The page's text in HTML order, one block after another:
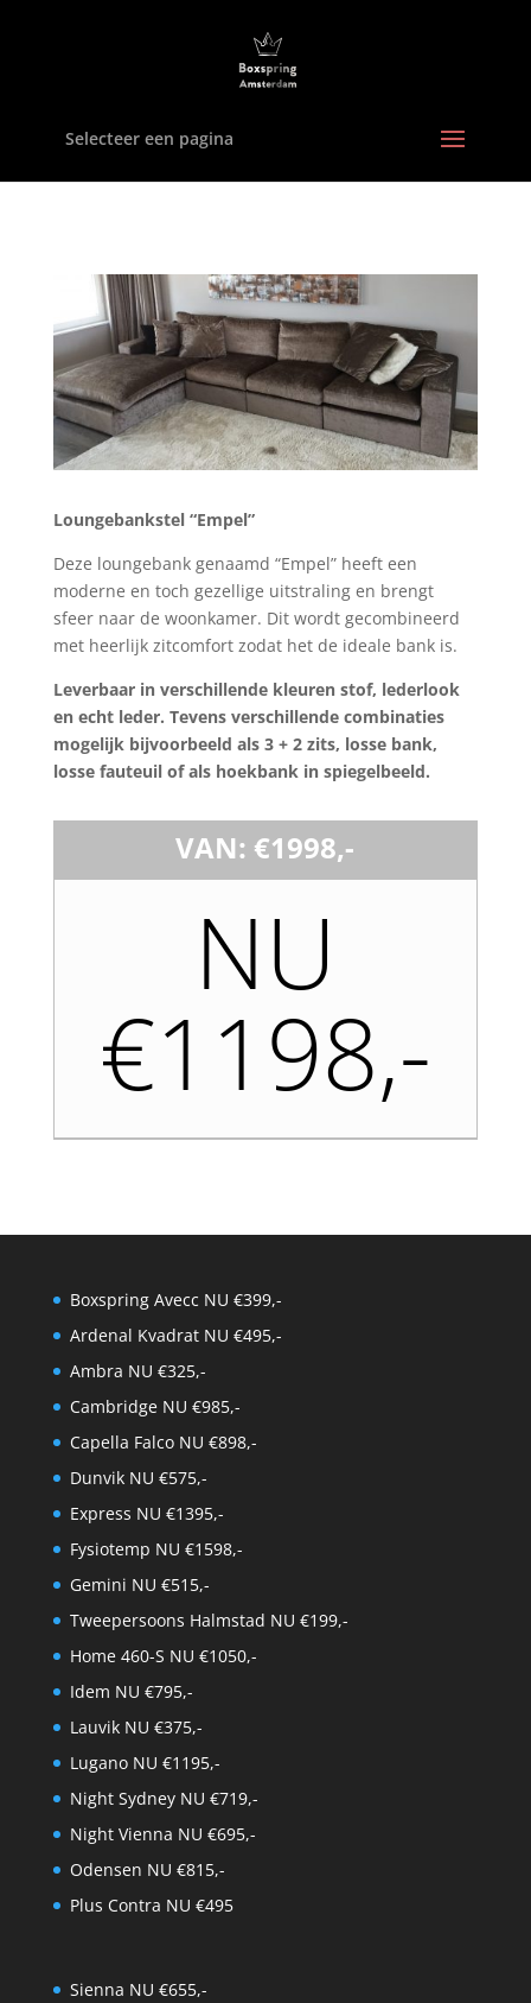
Selecteer een pagina
Loungebankstel “Empel”
Deze loungebank genaamd “Empel” heeft een
moderne en toch gezellige uitstraling en brengt
sfeer naar de woonkamer. Dit wordt gecombineerd
met heerlijk zitcomfort zodat het de ideale bank is.
Leverbaar in verschillende kleuren stof, lederlook
en echt leder. Tevens verschillende combinaties
mogelijk bijvoorbeeld als 3 + 2 zits, losse bank,
losse fauteuil of als hoekbank in spiegelbeeld.
VAN: €1998,-
NU
€1198,-
Boxspring Avecc NU €399,-
Ardenal Kvadrat NU €495,-
Ambra NU €325,-
Cambridge NU €985,-
Capella Falco NU €898,-
Dunvik NU €575,-
Express NU €1395,-
Fysiotemp NU €1598,-
Gemini NU €515,-
Tweepersoons Halmstad NU €199,-
Home 460-S NU €1050,-
Idem NU €795,-
Lauvik NU €375,-
Lugano NU €1195,-
Night Sydney NU €719,-
Night Vienna NU €695,-
Odensen NU €815,-
Plus Contra NU €495
Sienna NU €655,-